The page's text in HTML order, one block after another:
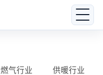
燃气行业 供暖行业